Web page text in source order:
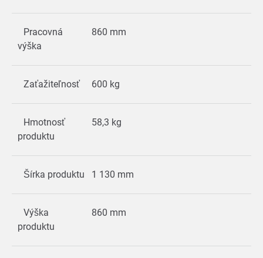
Pracovná
výška
860 mm
Zaťažiteľnosť 600 kg
Hmotnosť
produktu
58,3 kg
Šírka produktu 1 130 mm
Výška
produktu
860 mm